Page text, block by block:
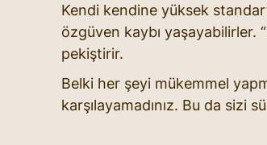
Kendi kendine yüksek
özgüven kaybı yaşayabilirler.
pekiştirir.
Belki her şeyi mükemmel
karşılayamadınız. Bu da sizi